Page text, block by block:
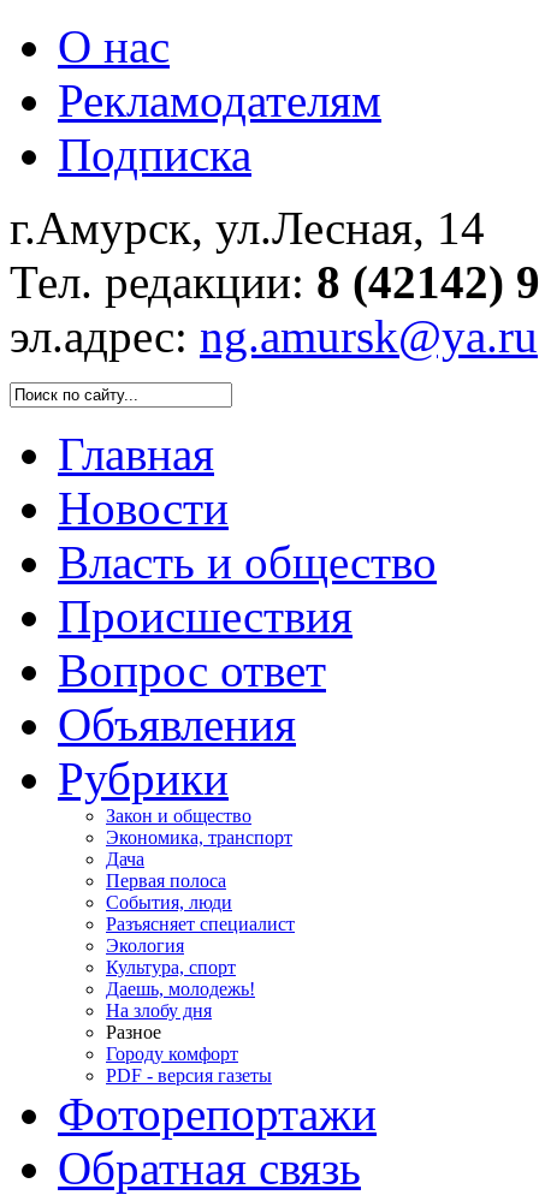
О нас
Рекламодателям
Подписка
г.Амурск, ул.Лесная, 14
Тел. редакции: 8 (42142)
эл.адрес: ng.amursk@ya.ru
Главная
Новости
Власть и общество
Происшествия
Вопрос ответ
Объявления
Рубрики
Закон и общество
Экономика, транспорт
Дача
Первая полоса
События, люди
Разъясняет специалист
Экология
Культура, спорт
Даешь, молодежь!
На злобу дня
Разное
Городу комфорт
PDF - версия газеты
Фоторепортажи
Обратная связь